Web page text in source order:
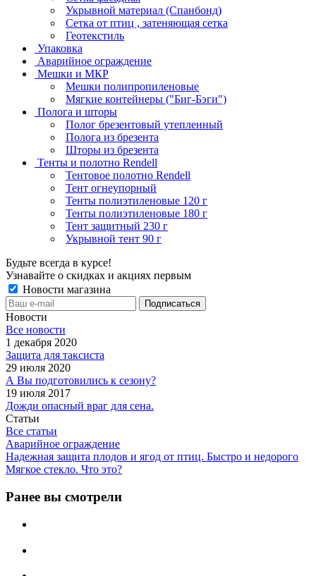
Укрывной материал (Спанбонд)
Сетка от птиц , затеняющая сетка
Геотекстиль
Упаковка
Аварийное ограждение
Мешки и МКР
Мешки полипропиленовые
Мягкие контейнеры ("Биг-Бэги")
Полога и шторы
Полог брезентовый утепленный
Полога из брезента
Шторы из брезента
Тенты и полотно Rendell
Тентовое полотно Rendell
Тент огнеупорный
Тенты полиэтиленовые 120 г
Тенты полиэтиленовые 180 г
Тент защитный 230 г
Укрывной тент 90 г
Будьте всегда в курсе!
Узнавайте о скидках и акциях первым
Новости магазина
Новости
Все новости
1 декабря 2020
Защита для таксиста
29 июля 2020
А Вы подготовились к сезону?
19 июля 2017
Дожди опасный враг для сена.
Статьи
Все статьи
Аварийное ограждение
Надежная защита плодов и ягод от птиц. Быстро и недорого
Мягкое стекло. Что это?
Ранее вы смотрели